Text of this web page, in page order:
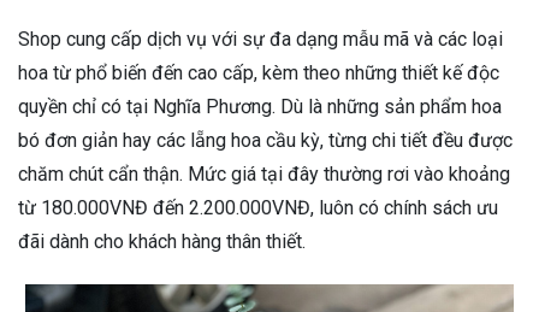
Shop cung cấp dịch vụ với sự đa dạng mẫu mã và các loại
hoa từ phổ biến đến cao cấp, kèm theo những thiết kế độc
quyền chỉ có tại Nghĩa Phương. Dù là những sản phẩm hoa
bó đơn giản hay các lẵng hoa cầu kỳ, từng chi tiết đều được
chăm chút cẩn thận. Mức giá tại đây thường rơi vào khoảng
từ 180.000VNĐ đến 2.200.000VNĐ, luôn có chính sách ưu
đãi dành cho khách hàng thân thiết.